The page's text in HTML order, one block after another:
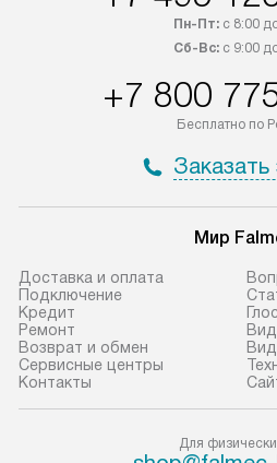
Пн-Пт:с 8:00
Сб-Вс:с 9:00
+7 800
Бесплатно по
Заказать
Мир
Доставка и оплата
Подключение
Кредит
Ремонт
Возврат и обмен
Сервисные центры
Контакты
Для